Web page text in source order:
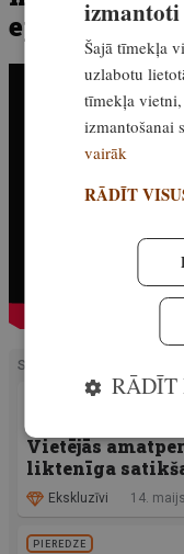
epizode
SAISTĪTIE RAKSTI
Vietējās
liktenīga
Ekskluzīvi 14.
PIEREDZE
Šajā tīmekļa
uzlabotu
tīmekļa
izmantošanai
vairāk
RĀDĪT
RĀDĪT